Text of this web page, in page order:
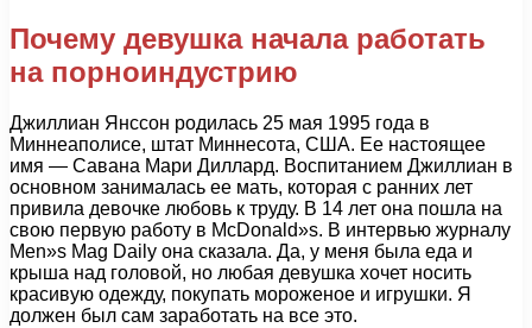
Почему девушка начала работать
на порноиндустрию
Джиллиан Янссон родилась 25 мая 1995 года в
Миннеаполисе, штат Миннесота, США. Ее настоящее
имя — Савана Мари Диллард. Воспитанием Джиллиан в
основном занималась ее мать, которая с ранних лет
привила девочке любовь к труду. В 14 лет она пошла на
свою первую работу в McDonald»s. В интервью журналу
Men»s Mag Daily она сказала. Да, у меня была еда и
крыша над головой, но любая девушка хочет носить
красивую одежду, покупать мороженое и игрушки. Я
должен был сам заработать на все это.